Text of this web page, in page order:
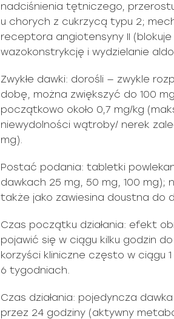
nadciśnienia tętniczego,
u chorych z cukrzycą typu 2;
receptora angiotensyny II
wazokonstrykcję i wydzielanie
Zwykłe dawki: dorośli — zwykle
dobę, można zwiększyć do 100
początkowo około 0,7 mg/kg
niewydolności wątroby/ nerek
mg).
Postać podania: tabletki
dawkach 25 mg, 50 mg, 100
także jako zawiesina doustna do
Czas początku działania: efekt
pojawić się w ciągu kilku godzin
korzyści kliniczne często w ciągu
6 tygodniach.
Czas działania: pojedyncza
przez 24 godziny (aktywny